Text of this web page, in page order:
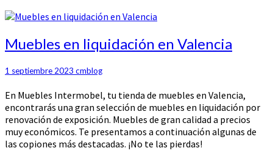
Muebles
en
en
Muebles en liquidación en Valencia
1 septiembre 2023 cmblog
En Muebles Intermobel, tu tienda de muebles en Valencia,
encontrarás una gran selección de muebles en liquidación por
renovación de exposición. Muebles de gran calidad a precios
muy económicos. Te presentamos a continuación algunas de
las copiones más destacadas. ¡No te las pierdas!